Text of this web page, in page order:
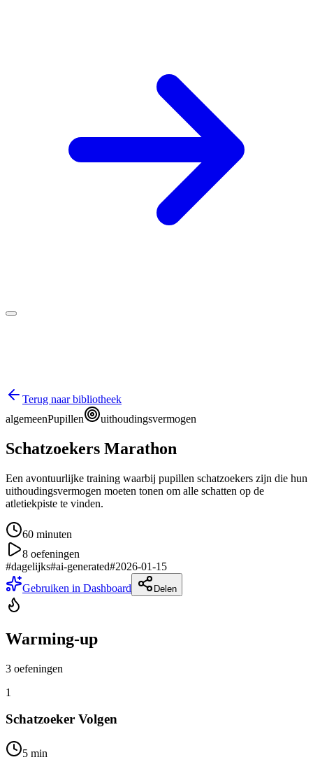
Terug naar bibliotheek
algemeenPupillen uithoudingsvermogen
Schatzoekers Marathon
Een avontuurlijke training waarbij pupillen schatzoekers zijn die hun
uithoudingsvermogen moeten tonen om alle schatten op de
atletiekpiste te vinden.
60 minuten
8 oefeningen
#dagelijks#ai-generated#2026-01-15
Gebruiken in Dashboard
Delen
Warming-up
3 oefeningen
1
Schatzoeker Volgen
5 min